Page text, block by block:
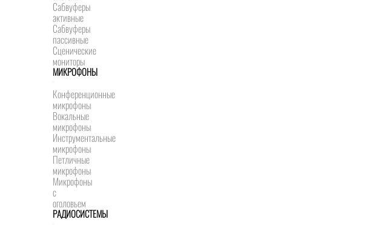
Сабвуферы
активные
Сабвуферы
пассивные
Сценические
мониторы
МИКРОФОНЫ
Конференционные
микрофоны
Вокальные
микрофоны
Инструментальные
микрофоны
Петличные
микрофоны
Микрофоны
с
оголовьем
РАДИОСИСТЕМЫ